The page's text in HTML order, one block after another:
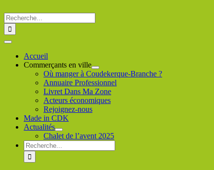
au
contenu
Rechercher
:
Toggle
NavigationAccueil
Commerçants en ville
Où manger à Coudekerque-Branche ?
Annuaire Professionnel
Livret Dans Ma Zone
Acteurs économiques
Rejoignez-nous
Made in CDK
Actualités
Chalet de l’avent 2025
Rechercher
: